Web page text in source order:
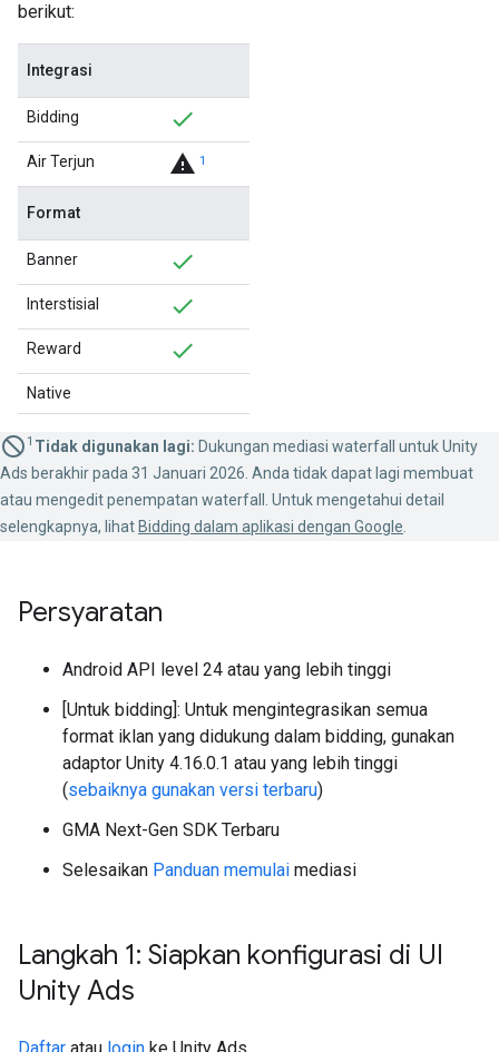
berikut:
Integrasi
Bidding
Air Terjun warning 1
Format
Banner
Interstisial
Reward
Native
1 Tidak digunakan lagi: Dukungan mediasi waterfall untuk Unity
Ads berakhir pada 31 Januari 2026. Anda tidak dapat lagi membuat
atau mengedit penempatan waterfall. Untuk mengetahui detail
selengkapnya, lihat Bidding dalam aplikasi dengan Google
Persyaratan
Android API level 24 atau yang lebih tinggi
[Untuk bidding]: Untuk mengintegrasikan semua
format iklan yang didukung dalam bidding, gunakan
adaptor Unity 4.16.0.1 atau yang lebih tinggi
(sebaiknya gunakan versi terbaru)
GMA Next-Gen SDK Terbaru
Selesaikan Panduan memulai mediasi
Langkah 1: Siapkan konfigurasi di UI
Unity Ads